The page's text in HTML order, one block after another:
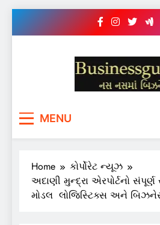
MENU
Home
કોર્પોરેટ ન્યૂઝ
અદાણી મુન્દ્રા એરપોર્ટનો
મોડલ લોજિસ્ટિક્સ અને